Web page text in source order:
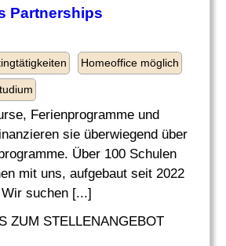
Partnerships
Homeoffice möglich
Ferienprogramme und
sie überwiegend über
Über 100 Schulen
mit uns, aufgebaut seit 2022
suchen [...]
ZUM STELLENANGEBOT